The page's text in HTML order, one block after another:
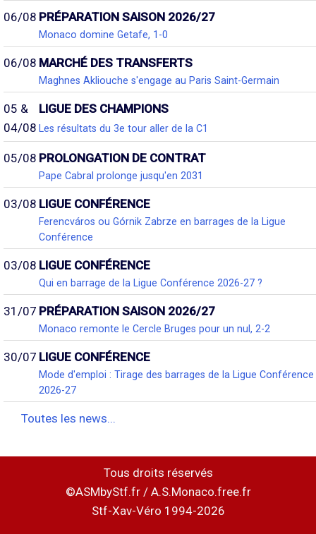
06/08 PRÉPARATION SAISON 2026/27
Monaco domine Getafe, 1-0
06/08 MARCHÉ DES TRANSFERTS
Maghnes Akliouche s'engage au Paris Saint-Germain
05 &
04/08
LIGUE DES CHAMPIONS
Les résultats du 3e tour aller de la C1
05/08 PROLONGATION DE CONTRAT
Pape Cabral prolonge jusqu'en 2031
03/08 LIGUE CONFÉRENCE
Ferencváros ou Górnik Zabrze en barrages de la Ligue
Conférence
03/08 LIGUE CONFÉRENCE
Qui en barrage de la Ligue Conférence 2026-27 ?
31/07 PRÉPARATION SAISON 2026/27
Monaco remonte le Cercle Bruges pour un nul, 2-2
30/07 LIGUE CONFÉRENCE
Mode d'emploi : Tirage des barrages de la Ligue Conférence
2026-27
Toutes les news...
Tous droits réservés
©ASMbyStf.fr / A.S.Monaco.free.fr
Stf-Xav-Véro 1994-2026